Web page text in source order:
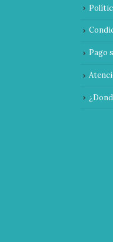
Pago